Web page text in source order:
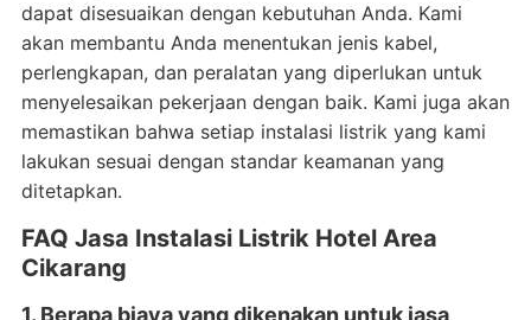
dapat disesuaikan dengan kebutuhan Anda. Kami
akan membantu Anda menentukan jenis kabel,
perlengkapan, dan peralatan yang diperlukan untuk
menyelesaikan pekerjaan dengan baik. Kami juga akan
memastikan bahwa setiap instalasi listrik yang kami
lakukan sesuai dengan standar keamanan yang
ditetapkan.
FAQ Jasa Instalasi Listrik Hotel Area
Cikarang
1. Berapa biaya yang dikenakan untuk jasa